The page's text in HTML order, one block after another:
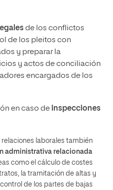
de los conflictos
de los pleitos con
y preparar la
y actos de conciliación
encargados de los
en caso de inspecciones
relaciones laborales también
administrativa relacionada
como el cálculo de costes
la tramitación de altas y
de los partes de bajas